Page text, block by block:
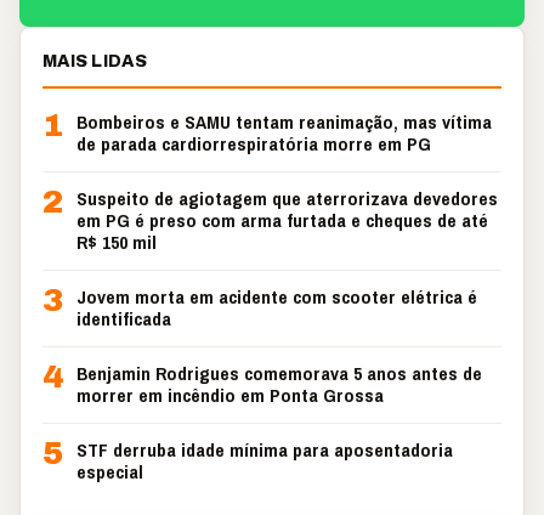
MAIS LIDAS
1
Bombeiros e SAMU tentam reanimação, mas vítima
de parada cardiorrespiratória morre em PG
2
Suspeito de agiotagem que aterrorizava devedores
em PG é preso com arma furtada e cheques de até
R$ 150 mil
3 Jovem morta em acidente com scooter elétrica é
identificada
4 Benjamin Rodrigues comemorava 5 anos antes de
morrer em incêndio em Ponta Grossa
5 STF derruba idade mínima para aposentadoria
especial